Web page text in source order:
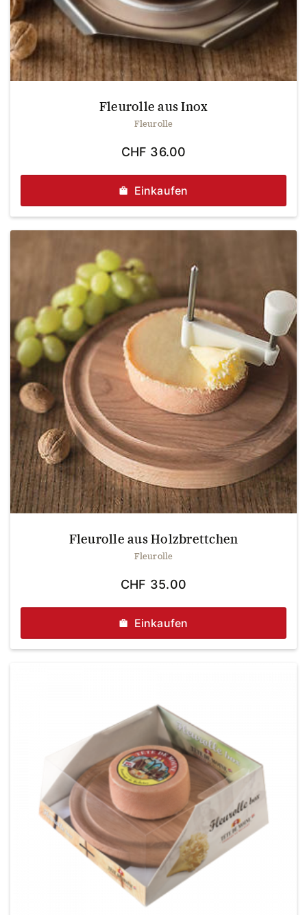
Fleurolle aus Inox
Fleurolle
CHF 36.00
Einkaufen
Fleurolle aus Holzbrettchen
Fleurolle
CHF 35.00
Einkaufen